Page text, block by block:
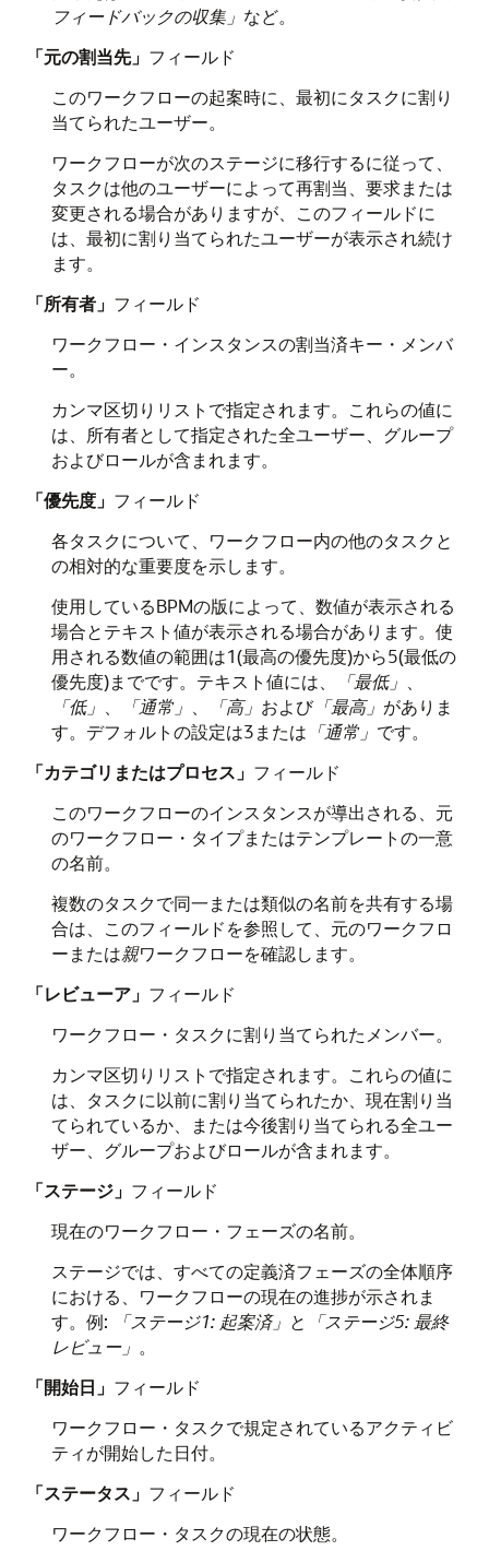
フィードバックの収集」 など。
「元の割当先」 フィールド
このワークフローの起案時に、最初にタスクに割り
当てられたユーザー。
ワークフローが次のステージに移行するに従って、
タスクは他のユーザーによって再割当、要求または
変更される場合がありますが、このフィールドに
は、最初に割り当てられたユーザーが表示され続け
ます。
「所有者」 フィールド
ワークフロー・インスタンスの割当済キー・メンバ
ー。
カンマ区切りリストで指定されます。これらの値に
は、所有者として指定された全ユーザー、グループ
およびロールが含まれます。
「優先度」 フィールド
各タスクについて、ワークフロー内の他のタスクと
の相対的な重要度を示します。
使用しているBPMの版によって、数値が表示される
場合とテキスト値が表示される場合があります。使
用される数値の範囲は1(最高の優先度)から5(最低の
優先度)までです。テキスト値には、
「最低」
「低」
「通常」 「高」 および「最高」 がありま
す。デフォルトの設定は3または 「通常」 です。
「カテゴリまたはプロセス」 フィールド
このワークフローのインスタンスが導出される、元
のワークフロー・タイプまたはテンプレートの一意
の名前。
複数のタスクで同一または類似の名前を共有する場
合は、このフィールドを参照して、元のワークフロ
ーまたは親ワークフローを確認します。
「レビューア」 フィールド
ワークフロー・タスクに割り当てられたメンバー。
カンマ区切りリストで指定されます。これらの値に
は、タスクに以前に割り当てられたか、現在割り当
てられているか、または今後割り当てられる全ユー
ザー、グループおよびロールが含まれます。
「ステージ」 フィールド
現在のワークフロー・フェーズの名前。
ステージでは、すべての定義済フェーズの全体順序
における、ワークフローの現在の進捗が示されま
す。例:
「ステージ1: 起案済」 と
「ステージ5: 最終
レビュー」 。
「開始日」 フィールド
ワークフロー・タスクで規定されているアクティビ
ティが開始した日付。
「ステータス」 フィールド
ワークフロー・タスクの現在の状態。